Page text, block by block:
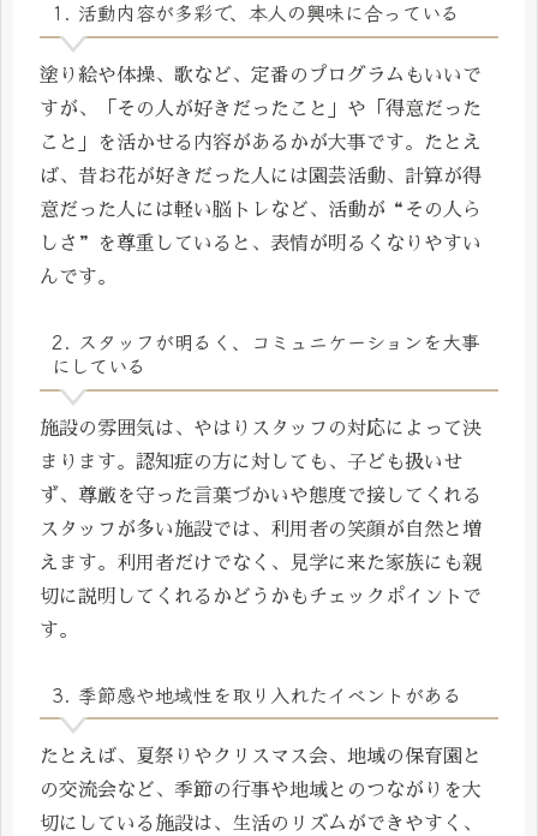
1. 活動内容が多彩で、本人の興味に合っている
塗り絵や体操、歌など、定番のプログラムもいいで
すが、「その人が好きだったこと」や「得意だった
こと」を活かせる内容があるかが大事です。たとえ
ば、昔お花が好きだった人には園芸活動、計算が得
意だった人には軽い脳トレなど、活動が“その人ら
しさ”を尊重していると、表情が明るくなりやすい
んです。
2. スタッフが明るく、コミュニケーションを大事
にしている
施設の雰囲気は、やはりスタッフの対応によって決
まります。認知症の方に対しても、子ども扱いせ
ず、尊厳を守った言葉づかいや態度で接してくれる
スタッフが多い施設では、利用者の笑顔が自然と増
えます。利用者だけでなく、見学に来た家族にも親
切に説明してくれるかどうかもチェックポイントで
す。
3. 季節感や地域性を取り入れたイベントがある
たとえば、夏祭りやクリスマス会、地域の保育園と
の交流会など、季節の行事や地域とのつながりを大
切にしている施設は、生活のリズムができやすく、